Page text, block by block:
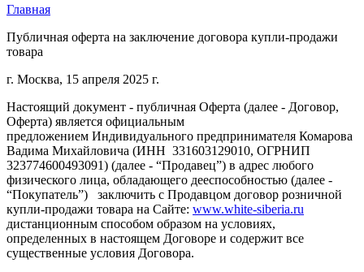
Главная
Публичная оферта на заключение договора купли-продажи
товара
г. Москва, 15 апреля 2025 г.
Настоящий документ - публичная Оферта (далее - Договор,
Оферта) является официальным
предложением Индивидуального предпринимателя Комарова
Вадима Михайловича (ИНН 331603129010, ОГРНИП
323774600493091) (далее - “Продавец”) в адрес любого
физического лица, обладающего дееспособностью (далее -
“Покупатель”) заключить с Продавцом договор розничной
купли-продажи товара на Сайте: www.white-siberia.ru
дистанционным способом образом на условиях,
определенных в настоящем Договоре и содержит все
существенные условия Договора.